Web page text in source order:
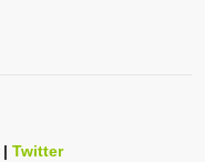
|Twitter